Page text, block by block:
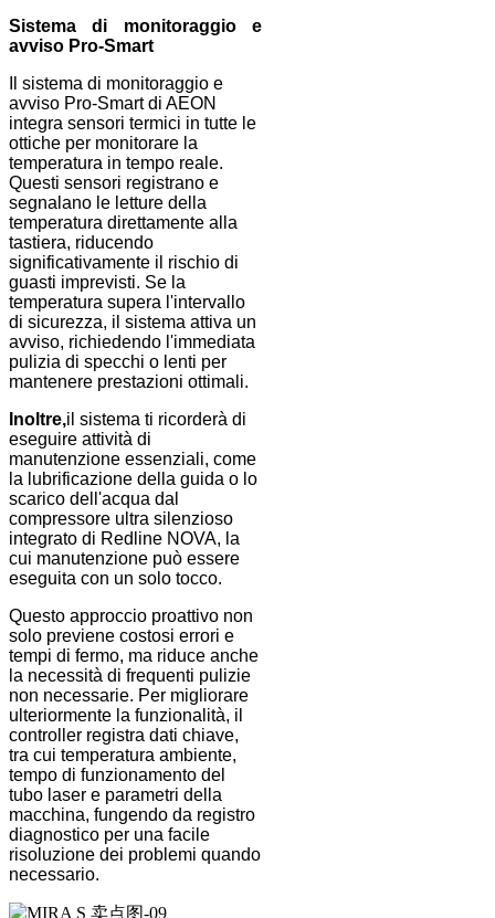
Sistema di monitoraggio e
avviso Pro-Smart
Il sistema di monitoraggio e
avviso Pro-Smart di AEON
integra sensori termici in tutte le
ottiche per monitorare la
temperatura in tempo reale.
Questi sensori registrano e
segnalano le letture della
temperatura direttamente alla
tastiera, riducendo
significativamente il rischio di
guasti imprevisti. Se la
temperatura supera l'intervallo
di sicurezza, il sistema attiva un
avviso, richiedendo l'immediata
pulizia di specchi o lenti per
mantenere prestazioni ottimali.
Inoltre,il sistema ti ricorderà di
eseguire attività di
manutenzione essenziali, come
la lubrificazione della guida o lo
scarico dell'acqua dal
compressore ultra silenzioso
integrato di Redline NOVA, la
cui manutenzione può essere
eseguita con un solo tocco.
Questo approccio proattivo non
solo previene costosi errori e
tempi di fermo, ma riduce anche
la necessità di frequenti pulizie
non necessarie. Per migliorare
ulteriormente la funzionalità, il
controller registra dati chiave,
tra cui temperatura ambiente,
tempo di funzionamento del
tubo laser e parametri della
macchina, fungendo da registro
diagnostico per una facile
risoluzione dei problemi quando
necessario.